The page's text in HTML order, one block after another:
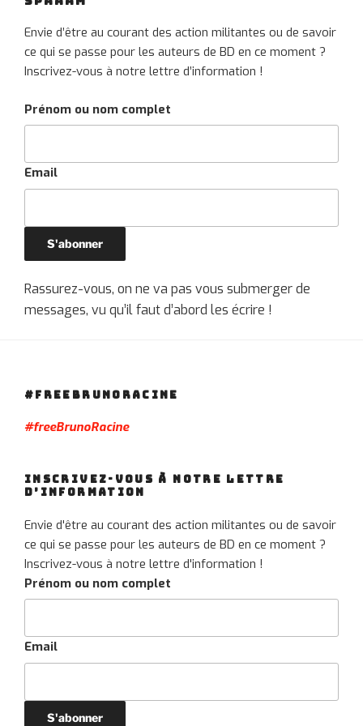
Envie d’être au courant des action militantes ou de savoir
ce qui se passe pour les auteurs de BD en ce moment ?
Inscrivez-vous à notre lettre d’information !
Prénom ou nom complet
Email
Rassurez-vous, on ne va pas vous submerger de
messages, vu qu’il faut d’abord les écrire !
#FREEBRUNORACINE
#freeBrunoRacine
INSCRIVEZ-VOUS À NOTRE LETTRE
D’INFORMATION
Envie d'être au courant des action militantes ou de savoir
ce qui se passe pour les auteurs de BD en ce moment ?
Inscrivez-vous à notre lettre d'information !
Prénom ou nom complet
Email